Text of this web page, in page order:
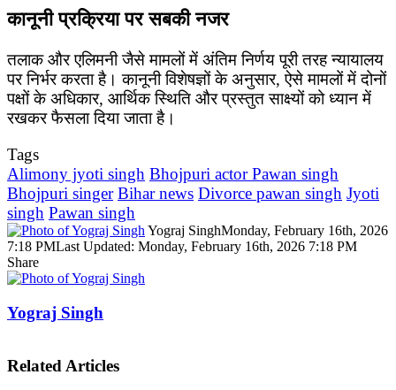
कानूनी प्रक्रिया पर सबकी नजर
तलाक और एलिमनी जैसे मामलों में अंतिम निर्णय पूरी तरह न्यायालय
पर निर्भर करता है। कानूनी विशेषज्ञों के अनुसार, ऐसे मामलों में दोनों
पक्षों के अधिकार, आर्थिक स्थिति और प्रस्तुत साक्ष्यों को ध्यान में
रखकर फैसला दिया जाता है।
Tags
Alimony jyoti singh Bhojpuri actor Pawan singh
Bhojpuri singer Bihar news Divorce pawan singh Jyoti
singh Pawan singh
Yograj SinghMonday, February 16th, 2026
7:18 PMLast Updated: Monday, February 16th, 2026 7:18 PM
Share
Facebook
X
LinkedIn
Pinterest
WhatsApp
Telegram
Yograj Singh
Related Articles